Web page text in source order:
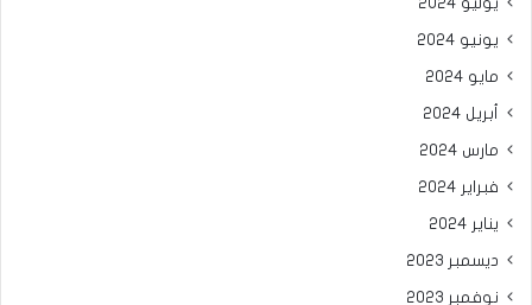
يونيو 2024
مايو 2024
أبريل 2024
مارس 2024
فبراير 2024
يناير 2024
ديسمبر 2023
نوفمبر 2023